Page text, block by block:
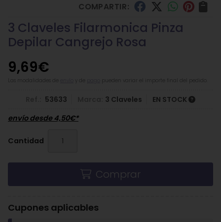
COMPARTIR:
3 Claveles Filarmonica Pinza
Depilar Cangrejo Rosa
9,69€
pueden variar el importe final del pedido.
53633 3 Claveles
EN STOCK
envío desde4,50€*
Cantidad
Comprar
Cupones aplicables